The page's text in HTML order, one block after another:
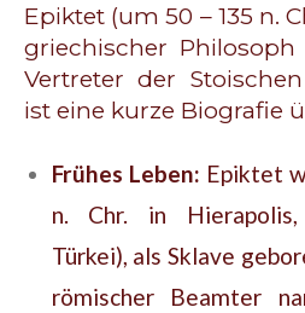
Epiktet (um 50 – 135 n.
griechischer
Vertreter der
ist eine kurze Biografie
Frühes Leben: Epiktet
n. Chr. in
Türkei), als Sklave
römischer Beamter